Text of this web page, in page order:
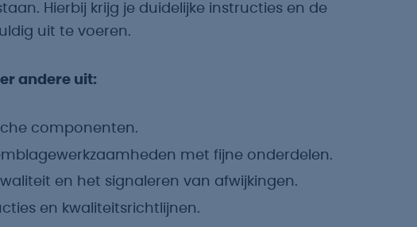
Hierbij krijg je duidelijke instructies en de
uit te voeren.
andere uit:
componenten.
met fijne onderdelen.
en het signaleren van afwijkingen.
en kwaliteitsrichtlijnen.